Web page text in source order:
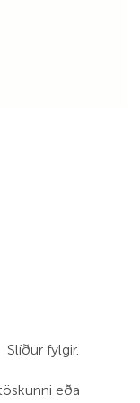
fylgir.
eða